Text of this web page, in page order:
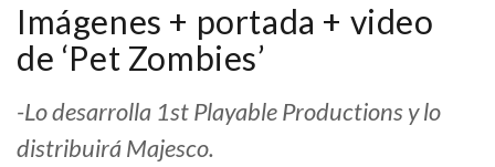
Imágenes + portada + video
de ‘Pet Zombies’
-Lo desarrolla 1st Playable Productions y lo
distribuirá Majesco.